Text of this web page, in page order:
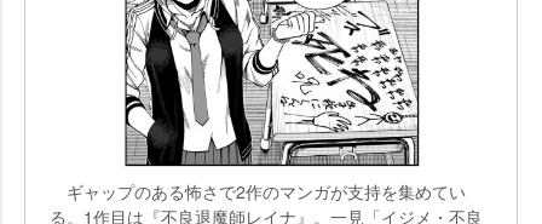
ギャップのある怖さで2作のマンガが支持を集めてい
る。1作目は『不良退魔師レイナ』。一見「イジメ・不良